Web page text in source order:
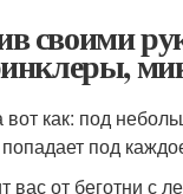
своими
вот как: под
под
вас от беготни с